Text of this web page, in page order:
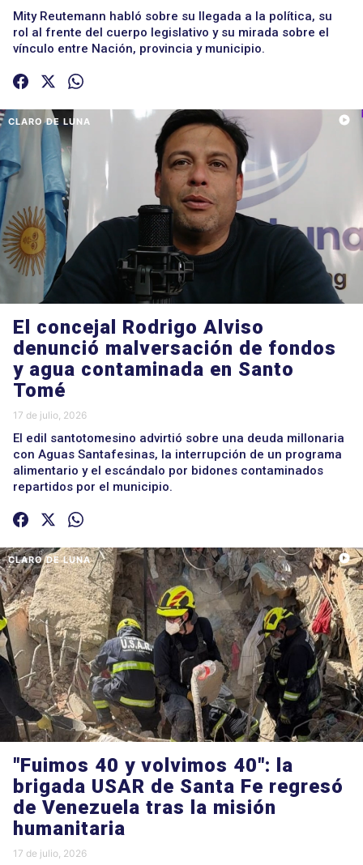
Mity Reutemann habló sobre su llegada a la política, su
rol al frente del cuerpo legislativo y su mirada sobre el
vínculo entre Nación, provincia y municipio.
CLARO DE LUNA
El concejal Rodrigo Alviso
denunció malversación de fondos
y agua contaminada en Santo
Tomé
17 de julio, 2026
El edil santotomesino advirtió sobre una deuda millonaria
con Aguas Santafesinas, la interrupción de un programa
alimentario y el escándalo por bidones contaminados
repartidos por el municipio.
CLARO DE LUNA
"Fuimos 40 y volvimos 40": la
brigada USAR de Santa Fe regresó
de Venezuela tras la misión
humanitaria
17 de julio, 2026